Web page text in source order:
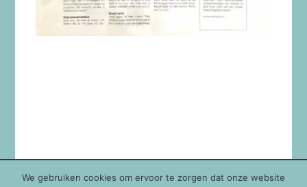
We gebruiken cookies om ervoor te zorgen dat onze website